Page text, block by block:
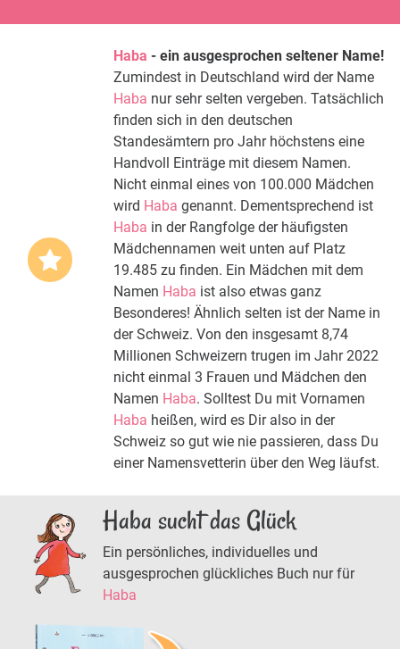
Haba - ein ausgesprochen seltener Name!
Zumindest in Deutschland wird der Name
Haba nur sehr selten vergeben. Tatsächlich
finden sich in den deutschen
Standesämtern pro Jahr höchstens eine
Handvoll Einträge mit diesem Namen.
Nicht einmal eines von 100.000 Mädchen
wird Haba genannt. Dementsprechend ist
Haba in der Rangfolge der häufigsten
Mädchennamen weit unten auf Platz
19.485 zu finden. Ein Mädchen mit dem
Namen Haba ist also etwas ganz
Besonderes! Ähnlich selten ist der Name in
der Schweiz. Von den insgesamt 8,74
Millionen Schweizern trugen im Jahr 2022
nicht einmal 3 Frauen und Mädchen den
Namen Haba. Solltest Du mit Vornamen
Haba heißen, wird es Dir also in der
Schweiz so gut wie nie passieren, dass Du
einer Namensvetterin über den Weg läufst.
Haba sucht das Glück
Ein persönliches, individuelles und
ausgesprochen glückliches Buch nur für
Haba